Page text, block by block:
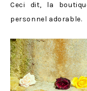
Ceci dit, la
personnel adorable.